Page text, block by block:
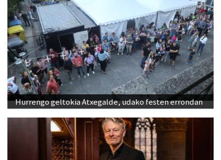
Hurrengo geltokia Atxegalde, udako festen errondan